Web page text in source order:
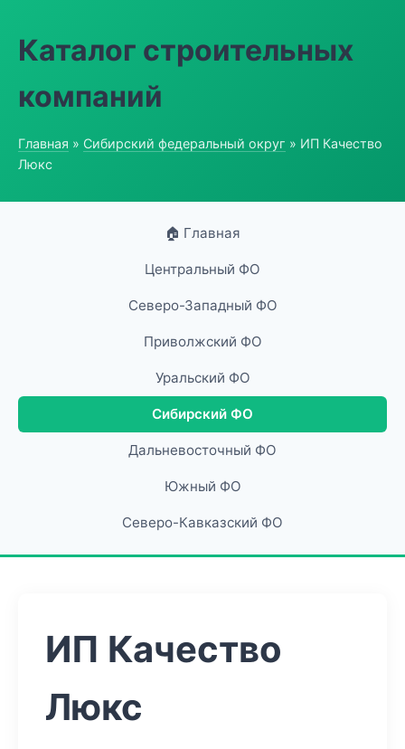
Каталог строительных
компаний
Главная » Сибирский федеральный округ » ИП Качество
Люкс
🏠 Главная
Центральный ФО
Северо-Западный ФО
Приволжский ФО
Уральский ФО
Сибирский ФО
Дальневосточный ФО
Южный ФО
Северо-Кавказский ФО
ИП Качество
Люкс